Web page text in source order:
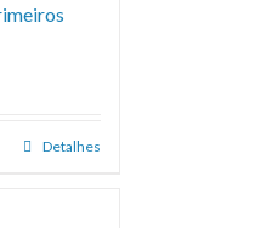
Detalhes